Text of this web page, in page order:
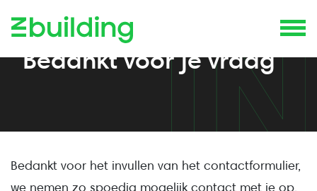
GELUKT!
Bedankt voor je vraag
Bedankt voor het invullen van het contactformulier,
we nemen zo spoedig mogelijk contact met je op.